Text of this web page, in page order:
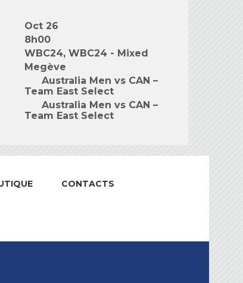
Oct 26
8h00
WBC24, WBC24 - Mixed
Megève
Australia Men vs CAN –
Team East Select
Australia Men vs CAN –
Team East Select
CONTACTS